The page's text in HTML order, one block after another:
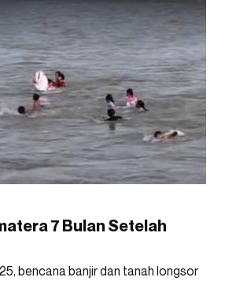
7 Bulan Setelah
bencana banjir dan tanah longsor